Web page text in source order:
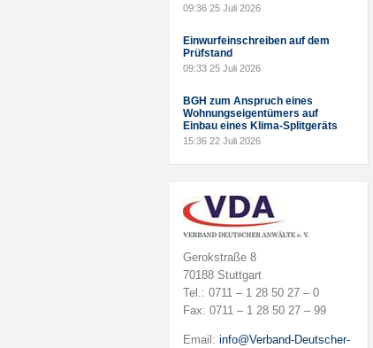
09:36 25 Juli 2026
Einwurfeinschreiben auf dem
Prüfstand
09:33 25 Juli 2026
BGH zum Anspruch eines
Wohnungseigentümers auf
Einbau eines Klima-Splitgeräts
15:36 22 Juli 2026
Gerokstraße 8
70188 Stuttgart
Tel.: 0711 – 1 28 50 27 – 0
Fax: 0711 – 1 28 50 27 – 99
Email: info@Verband-Deutscher-